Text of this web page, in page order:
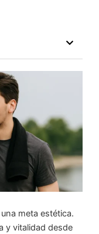
meta estética.
y vitalidad desde